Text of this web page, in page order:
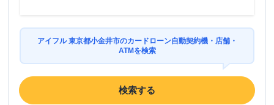
アイフル 東京都小金井市のカードローン自動契約機・店舗・
ATMを検索
検索する